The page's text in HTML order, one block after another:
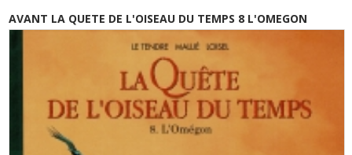
AVANT LA QUETE DE L'OISEAU DU TEMPS 8 L'OMEGON